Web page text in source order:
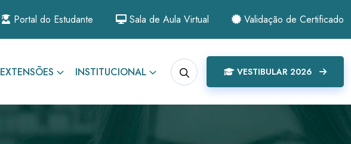
Portal do Estudante Sala de Aula Virtual Validação de Certificado
EXTENSÕES INSTITUCIONAL VESTIBULAR 2026